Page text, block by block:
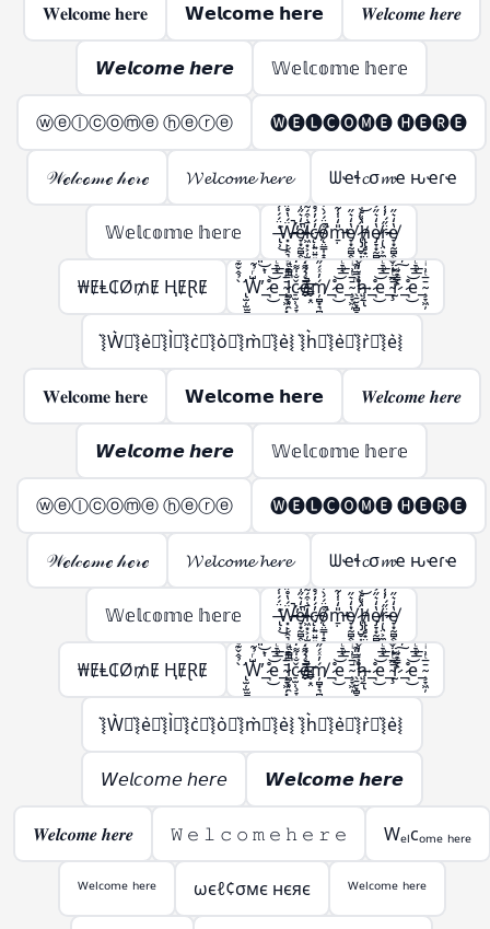
𝐖𝐞𝐥𝐜𝐨𝐦𝐞 𝐡𝐞𝐫𝐞 𝗪𝗲𝗹𝗰𝗼𝗺𝗲 𝗵𝗲𝗿𝗲 𝑾𝒆𝒍𝒄𝒐𝒎𝒆 𝒉𝒆𝒓𝒆
𝙒𝙚𝙡𝙘𝙤𝙢𝙚 𝙝𝙚𝙧𝙚 𝕎𝕖𝕝𝕔𝕠𝕞𝕖 𝕙𝕖𝕣𝕖
ⓦⓔⓛⓒⓞⓜⓔ ⓗⓔⓡⓔ 🅦🅔🅛🅒🅞🅜🅔 🅗🅔🅡🅔
𝒲ℯ𝓁𝒸ℴ𝓂ℯ 𝒽ℯ𝓇ℯ 𝓦𝓮𝓵𝓬𝓸𝓶𝓮 𝓱𝓮𝓻𝓮 ᗯҽɬ𝓬σ𝓶ҽ ԋҽɾҽ
𝕎𝕖𝕝𝕔𝕠𝕞𝕖 𝕙𝕖𝕣𝕖 ̶̢̹͑̈́́̍́͌͘͜Ẅ̶̵̛͓̙̣̯͉̳̣́̔̊̋̃̔̋̍̿̀͒̕̚͠͝e̸̵̞͙̰̻̭̖̭͓̫͔̩̔̒͛̋͑̅̍͐̚͜l̷̶͖͙͕̦̫̺̣̙̳͚̄̇͒́͂̈́͆̇͑͗̽͘͘c̸̵̨̜͍̤͍͍͖̦͎̓́̓́̊̊̆̈̑̀̊͐́ǫ̸̴̤̳̩̝̭̗͉̣̱̦͒̈́́̀͒̅̽̿̽͘̚m̵̵̱̣̎̒̍̾̃̔̋̍̿̀͒̕͝e̸̞͙̰̻̭̖̭͓̫̔̒͛̋͜ ̷̢̡̺̥͎̝͈̬͈̳̈́̔͑͝h̸̵̢̢̥̟̤̜̺̳̣̔͑̊̇̀̏̈́̍̋̄̃̔̋̍̿̀͒͝ͅe̸̷̡̞͙̰̻̭̖̭͓̫̭̱̬̔̒͛̋͐̏͊͜͠͝ŗ̷̵̢̤͕̼̣̈̋́̓̾̄̿̃̔̋̍̿̀͒͜͜͝e̸̞͙̰̻̭̖̭͓̫̔̒͛̋͜
₩ɆⱠ₵Ø₥Ɇ ⱧɆⱤɆ ̢̛̫̦̫̫̪͍̪̝̳̠̖̠̀̉̂̌͊ͩ̑͌̀W̶̨̺͕̖̗͕̮̭̳͈̙̩͑ͬ̉͂͋̈́ͯ͂ͨͭ̇͐͊͆̑̏̋ͭ́̋̓ͮ̾ͭ̆̇̚̕͢͜͠͡_̶̷̧̢͉̠̘̹̼͚̣͇͍̊ͪͨ̊̈́ͩ̎͆̔ͨ̊͐ͣ̈̀͐ͫ͜͝͞͠ͅe_̴̧̞͖̦͓̞̗̙͚̄̅ͭ͗ͥ̈́̇ͬͧͣ͘͞͡l̶̵̷̛͚̗̥̯̞͎̖̬̝̤̯͈̭͓̪̗̫̱̜͙̗̦̤̪̝̳͎̝̝̳̦̲͉̩̠͆̿ͩ͊̒͛ͪ͐̅ͩ̅ͭ͑͌̽̍̾̐ͬ̔̏͂̎̔̀͛͒͝͠ͅç̷̢̠̫̹̞̞̲̬̤͎͚̗̐̍͌̒̇̀̈́̊̂̓ͣͮ̏̽͗ͥͭ̓̌̐̽̐ͭ͜͜͢ͅo̶̶̴̸̬̮̜̳̬͙̤̗͎̗̦̲͕̠̰̱̣͕̮̰͇̖͚̫̬̲ͤ͛̑͌̇ͭ́͊̍̈̏͛͑̈ͮ̏̆ͩ̇̊̂͘̚͘͢͡ͅḿ̸̦̻͙͉̻̟̲̭̟͓̬̓ͯ́̋̓ͮ̾ͭ̆̇͞͡_̶̷̧̢͉̠̘̹̼͚̣͇͍̊ͪͨ̊̈́ͩ̎͆̔ͨ̊͐ͣ̈̀͐ͫ͜͝͞͠ͅe_̴̧̞͖̦̄̅ͭ͗ͥ ̖̱̮͙̻̞̦̙̝͖ͫ̿̎͊̀̇͡͠͝h̷̸̢̝͕̥̗̜̹̠͉̗ͮ̒̌͆͑͌̀͆̀̇ͦ͒̓́̋̓ͮ̾ͭ̆̇͢͟͞͡ͅ_̶̷̧̢͉̠̘̹̼͚̣͇͍̊ͪͨ̊̈́ͩ̎͆̔ͨ̊͐ͣ̈̀͐ͫ͜͝͞͠ͅe_̴̧̢̞͖̦͉̲̬̤͙̪͎̣̰̱̘̯̜̭̖̲̄̅ͭ͗ͥ͒ͫ̃ͪ͒̓ͦ̓͒̎͂̌͌̾̀̄͊ͫ͘͘͢͜͜r̴̷̨̨̢̢̫̯͇̙̱̫͇͇͎̒ͩ̓́̈ͥ͗̓ͤ̊́͒ͬ̓̀́̋̓ͮ̾ͭ̆̇̕͜͠͡ͅ_̶̷̧̢͉̠̘̹̼͚̣͇͍̊ͪͨ̊̈́ͩ̎͆̔ͨ̊͐ͣ̈̀͐ͫ͜͝͞͠ͅe_̴̧̞͖̦̄̅ͭ͗ͥ
͛⦚W͛⦚͛⦚e͛⦚͛⦚l͛⦚͛⦚c͛⦚͛⦚o͛⦚͛⦚m͛⦚͛⦚e͛⦚ ͛⦚h͛⦚͛⦚e͛⦚͛⦚r͛⦚͛⦚e͛⦚
𝐖𝐞𝐥𝐜𝐨𝐦𝐞 𝐡𝐞𝐫𝐞 𝗪𝗲𝗹𝗰𝗼𝗺𝗲 𝗵𝗲𝗿𝗲 𝑾𝒆𝒍𝒄𝒐𝒎𝒆 𝒉𝒆𝒓𝒆
𝙒𝙚𝙡𝙘𝙤𝙢𝙚 𝙝𝙚𝙧𝙚 𝕎𝕖𝕝𝕔𝕠𝕞𝕖 𝕙𝕖𝕣𝕖
ⓦⓔⓛⓒⓞⓜⓔ ⓗⓔⓡⓔ 🅦🅔🅛🅒🅞🅜🅔 🅗🅔🅡🅔
𝒲ℯ𝓁𝒸ℴ𝓂ℯ 𝒽ℯ𝓇ℯ 𝓦𝓮𝓵𝓬𝓸𝓶𝓮 𝓱𝓮𝓻𝓮 ᗯҽɬ𝓬σ𝓶ҽ ԋҽɾҽ
𝕎𝕖𝕝𝕔𝕠𝕞𝕖 𝕙𝕖𝕣𝕖 ̶̢̹͑̈́́̍́͌͘͜Ẅ̶̵̛͓̙̣̯͉̳̣́̔̊̋̃̔̋̍̿̀͒̕̚͠͝e̸̵̞͙̰̻̭̖̭͓̫͔̩̔̒͛̋͑̅̍͐̚͜l̷̶͖͙͕̦̫̺̣̙̳͚̄̇͒́͂̈́͆̇͑͗̽͘͘c̸̵̨̜͍̤͍͍͖̦͎̓́̓́̊̊̆̈̑̀̊͐́ǫ̸̴̤̳̩̝̭̗͉̣̱̦͒̈́́̀͒̅̽̿̽͘̚m̵̵̱̣̎̒̍̾̃̔̋̍̿̀͒̕͝e̸̞͙̰̻̭̖̭͓̫̔̒͛̋͜ ̷̢̡̺̥͎̝͈̬͈̳̈́̔͑͝h̸̵̢̢̥̟̤̜̺̳̣̔͑̊̇̀̏̈́̍̋̄̃̔̋̍̿̀͒͝ͅe̸̷̡̞͙̰̻̭̖̭͓̫̭̱̬̔̒͛̋͐̏͊͜͠͝ŗ̷̵̢̤͕̼̣̈̋́̓̾̄̿̃̔̋̍̿̀͒͜͜͝e̸̞͙̰̻̭̖̭͓̫̔̒͛̋͜
₩ɆⱠ₵Ø₥Ɇ ⱧɆⱤɆ ̢̛̫̦̫̫̪͍̪̝̳̠̖̠̀̉̂̌͊ͩ̑͌̀W̶̨̺͕̖̗͕̮̭̳͈̙̩͑ͬ̉͂͋̈́ͯ͂ͨͭ̇͐͊͆̑̏̋ͭ́̋̓ͮ̾ͭ̆̇̚̕͢͜͠͡_̶̷̧̢͉̠̘̹̼͚̣͇͍̊ͪͨ̊̈́ͩ̎͆̔ͨ̊͐ͣ̈̀͐ͫ͜͝͞͠ͅe_̴̧̞͖̦͓̞̗̙͚̄̅ͭ͗ͥ̈́̇ͬͧͣ͘͞͡l̶̵̷̛͚̗̥̯̞͎̖̬̝̤̯͈̭͓̪̗̫̱̜͙̗̦̤̪̝̳͎̝̝̳̦̲͉̩̠͆̿ͩ͊̒͛ͪ͐̅ͩ̅ͭ͑͌̽̍̾̐ͬ̔̏͂̎̔̀͛͒͝͠ͅç̷̢̠̫̹̞̞̲̬̤͎͚̗̐̍͌̒̇̀̈́̊̂̓ͣͮ̏̽͗ͥͭ̓̌̐̽̐ͭ͜͜͢ͅo̶̶̴̸̬̮̜̳̬͙̤̗͎̗̦̲͕̠̰̱̣͕̮̰͇̖͚̫̬̲ͤ͛̑͌̇ͭ́͊̍̈̏͛͑̈ͮ̏̆ͩ̇̊̂͘̚͘͢͡ͅḿ̸̦̻͙͉̻̟̲̭̟͓̬̓ͯ́̋̓ͮ̾ͭ̆̇͞͡_̶̷̧̢͉̠̘̹̼͚̣͇͍̊ͪͨ̊̈́ͩ̎͆̔ͨ̊͐ͣ̈̀͐ͫ͜͝͞͠ͅe_̴̧̞͖̦̄̅ͭ͗ͥ ̖̱̮͙̻̞̦̙̝͖ͫ̿̎͊̀̇͡͠͝h̷̸̢̝͕̥̗̜̹̠͉̗ͮ̒̌͆͑͌̀͆̀̇ͦ͒̓́̋̓ͮ̾ͭ̆̇͢͟͞͡ͅ_̶̷̧̢͉̠̘̹̼͚̣͇͍̊ͪͨ̊̈́ͩ̎͆̔ͨ̊͐ͣ̈̀͐ͫ͜͝͞͠ͅe_̴̧̢̞͖̦͉̲̬̤͙̪͎̣̰̱̘̯̜̭̖̲̄̅ͭ͗ͥ͒ͫ̃ͪ͒̓ͦ̓͒̎͂̌͌̾̀̄͊ͫ͘͘͢͜͜r̴̷̨̨̢̢̫̯͇̙̱̫͇͇͎̒ͩ̓́̈ͥ͗̓ͤ̊́͒ͬ̓̀́̋̓ͮ̾ͭ̆̇̕͜͠͡ͅ_̶̷̧̢͉̠̘̹̼͚̣͇͍̊ͪͨ̊̈́ͩ̎͆̔ͨ̊͐ͣ̈̀͐ͫ͜͝͞͠ͅe_̴̧̞͖̦̄̅ͭ͗ͥ
͛⦚W͛⦚͛⦚e͛⦚͛⦚l͛⦚͛⦚c͛⦚͛⦚o͛⦚͛⦚m͛⦚͛⦚e͛⦚ ͛⦚h͛⦚͛⦚e͛⦚͛⦚r͛⦚͛⦚e͛⦚
𝘞𝘦𝘭𝘤𝘰𝘮𝘦 𝘩𝘦𝘳𝘦 𝙒𝙚𝙡𝙘𝙤𝙢𝙚 𝙝𝙚𝙧𝙚
𝑾𝒆𝒍𝒄𝒐𝒎𝒆 𝒉𝒆𝒓𝒆 𝚆 𝚎 𝚕 𝚌 𝚘 𝚖 𝚎 𝚑 𝚎 𝚛 𝚎 Wₑₗcₒₘₑ ₕₑᵣₑ
ᵂᵉˡᶜᵒᵐᵉ ʰᵉʳᵉ ωєℓ¢σмє нєяє ᵂᵉˡᶜᵒᵐᵉ ʰᵉʳᵉ